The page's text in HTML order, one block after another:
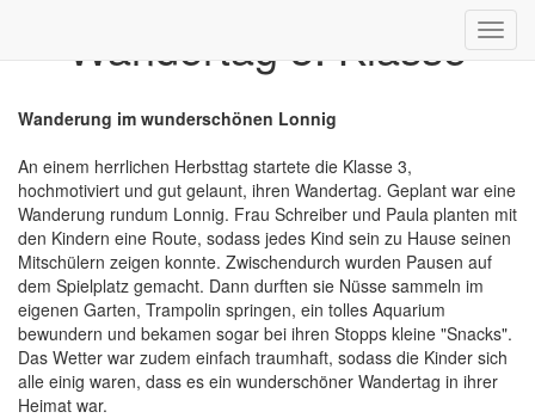
Wandertag 3. Klasse
Wanderung im wunderschönen Lonnig
An einem herrlichen Herbsttag startete die Klasse 3,
hochmotiviert und gut gelaunt, ihren Wandertag. Geplant war eine
Wanderung rundum Lonnig. Frau Schreiber und Paula planten mit
den Kindern eine Route, sodass jedes Kind sein zu Hause seinen
Mitschülern zeigen konnte. Zwischendurch wurden Pausen auf
dem Spielplatz gemacht. Dann durften sie Nüsse sammeln im
eigenen Garten, Trampolin springen, ein tolles Aquarium
bewundern und bekamen sogar bei ihren Stopps kleine "Snacks".
Das Wetter war zudem einfach traumhaft, sodass die Kinder sich
alle einig waren, dass es ein wunderschöner Wandertag in ihrer
Heimat war.